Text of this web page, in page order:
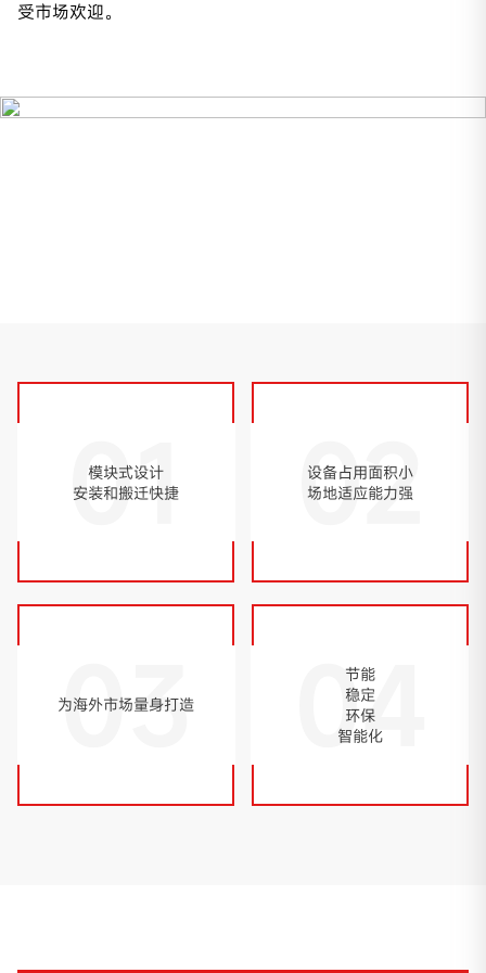
受市场欢迎。
01
模块式设计
安装和搬迁快捷
02
设备占用面积小
场地适应能力强
03
为海外市场量身打造 04
节能
稳定
环保
智能化